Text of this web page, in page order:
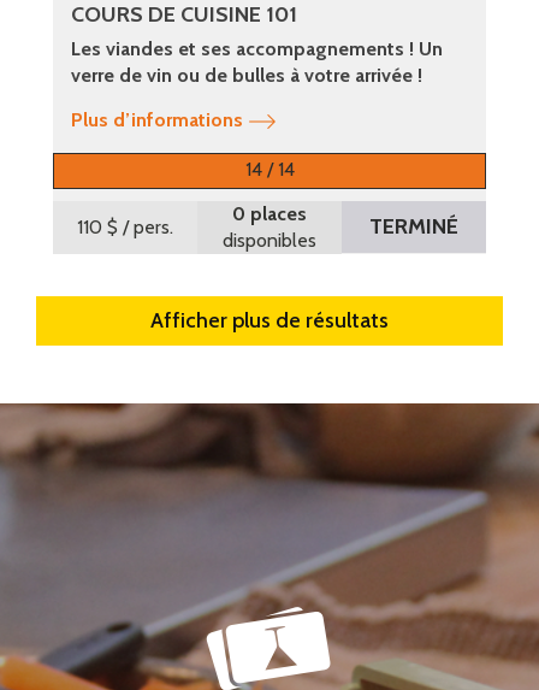
COURS DE CUISINE 101
Les viandes et ses accompagnements ! Un
verre de vin ou de bulles à votre arrivée !
Plus d’informations
14 / 14
110 $ / pers.
0 places
disponibles
TERMINÉ
Afficher plus de résultats